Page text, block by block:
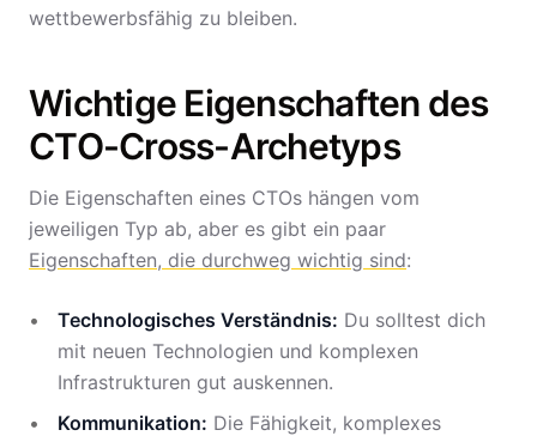
wettbewerbsfähig zu bleiben.
Wichtige Eigenschaften des
CTO-Cross-Archetyps
Die Eigenschaften eines CTOs hängen vom
jeweiligen Typ ab, aber es gibt ein paar
Eigenschaften, die durchweg wichtig sind:
Technologisches Verständnis: Du solltest dich
mit neuen Technologien und komplexen
Infrastrukturen gut auskennen.
Kommunikation: Die Fähigkeit, komplexes